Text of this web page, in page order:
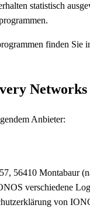
statistisch
finden Sie
Anbieter:
56410 Montabaur
verschiedene
von